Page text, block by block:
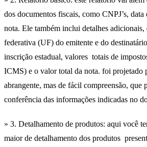
dos documentos fiscais, como CNPJ’s, data
nota. Ele também inclui detalhes adicionais,
federativa (UF) do emitente e do
inscrição estadual, valores totais de
ICMS) e o valor total da nota. foi projetado
abrangente, mas de fácil compreensão, que
conferência das informações indicadas no
» 3. Detalhamento de produtos: aqui você
maior de detalhamento dos produtos